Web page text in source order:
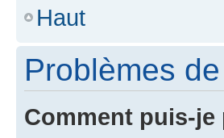
Haut
Problèmes
Comment puis-